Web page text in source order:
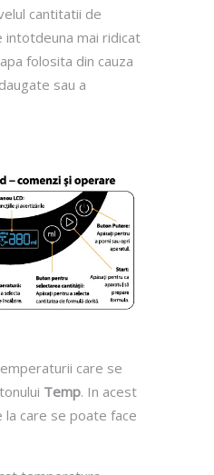
cantitatii de
mai ridicat
folosita din cauza
sau a
care se
Temp. In acest
care se poate face